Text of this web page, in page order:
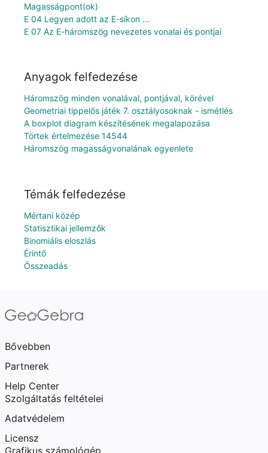
Magasságpont(ok)
E 04 Legyen adott az E-síkon ...
E 07 Az E-háromszög nevezetes vonalai és pontjai
Anyagok felfedezése
Háromszög minden vonalával, pontjával, körével
Geometriai tippelős játék 7. osztályosoknak - ismétlés
A boxplot diagram készítésének megalapozása
Törtek értelmezése 14544
Háromszög magasságvonalának egyenlete
Témák felfedezése
Mértani közép
Statisztikai jellemzők
Binomiális eloszlás
Érintő
Összeadás
Bővebben
Partnerek
Help Center
Szolgáltatás feltételei
Adatvédelem
Licensz
Grafikus számológép